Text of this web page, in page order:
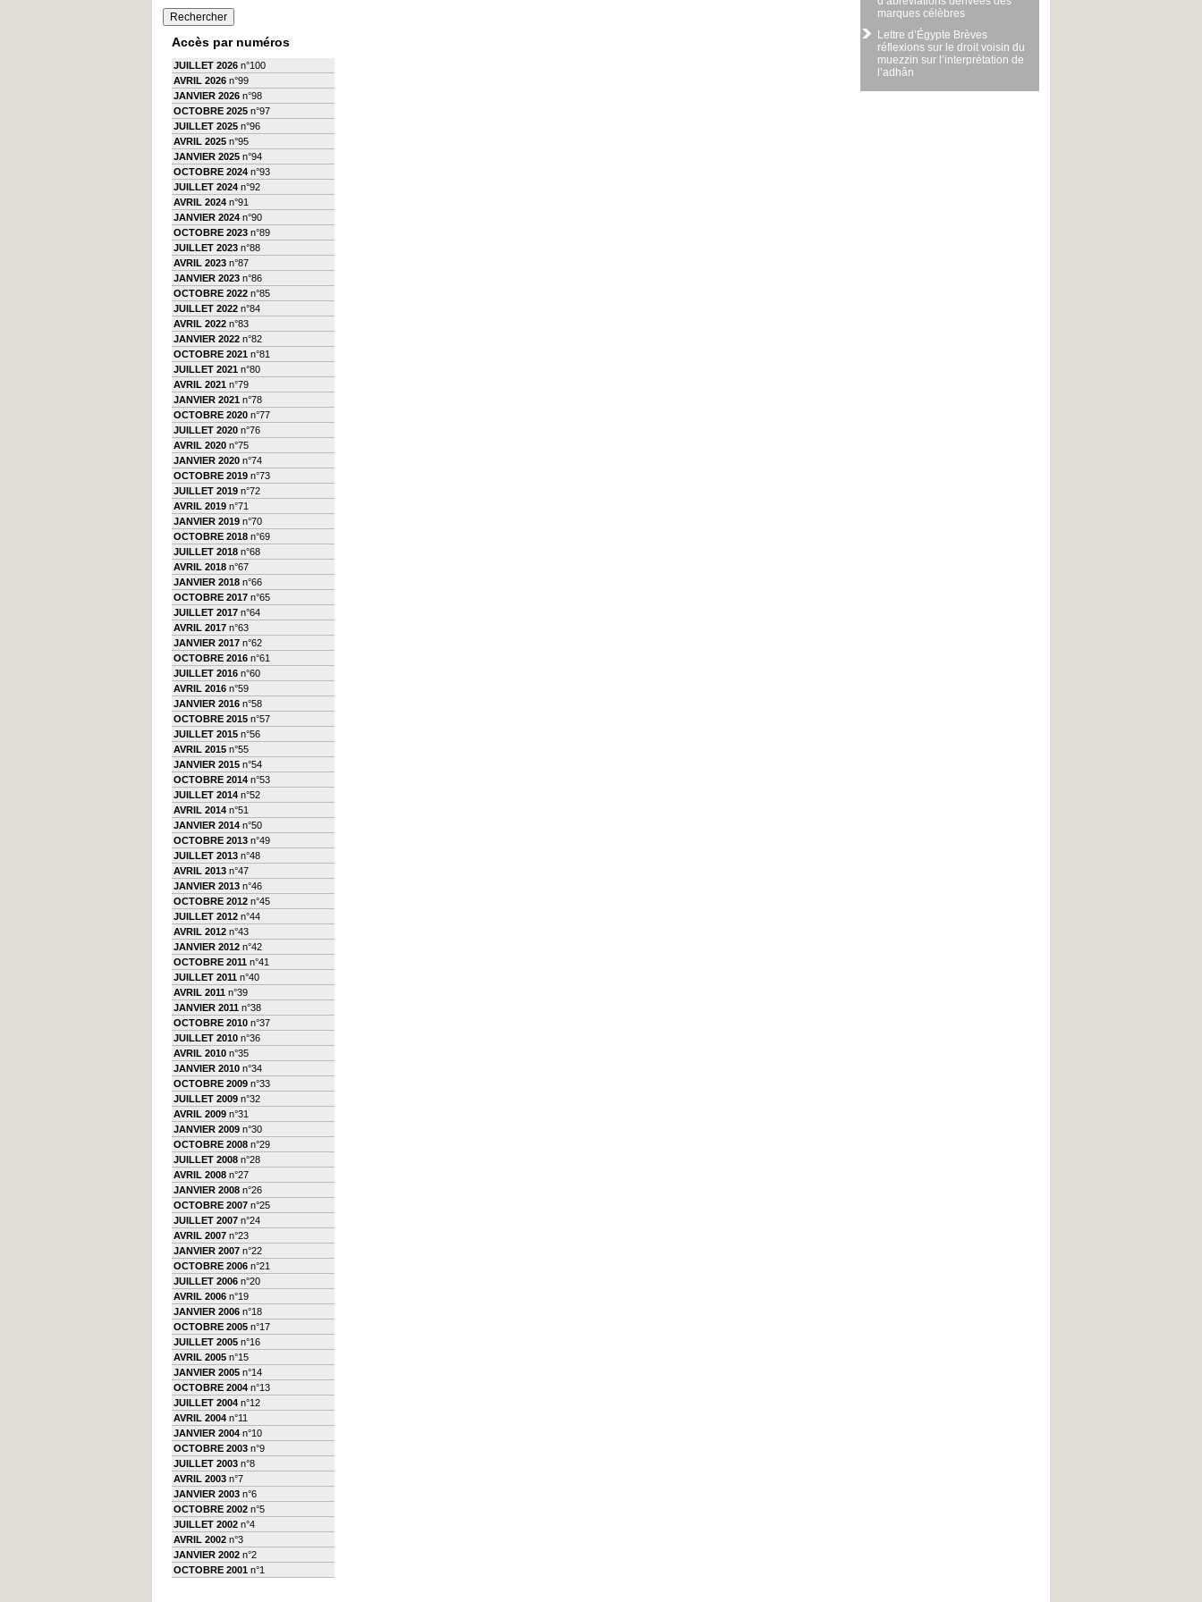
Accès par numéros
JUILLET 2026 n°100
AVRIL 2026 n°99
JANVIER 2026 n°98
OCTOBRE 2025 n°97
JUILLET 2025 n°96
AVRIL 2025 n°95
JANVIER 2025 n°94
OCTOBRE 2024 n°93
JUILLET 2024 n°92
AVRIL 2024 n°91
JANVIER 2024 n°90
OCTOBRE 2023 n°89
JUILLET 2023 n°88
AVRIL 2023 n°87
JANVIER 2023 n°86
OCTOBRE 2022 n°85
JUILLET 2022 n°84
AVRIL 2022 n°83
JANVIER 2022 n°82
OCTOBRE 2021 n°81
JUILLET 2021 n°80
AVRIL 2021 n°79
JANVIER 2021 n°78
OCTOBRE 2020 n°77
JUILLET 2020 n°76
AVRIL 2020 n°75
JANVIER 2020 n°74
OCTOBRE 2019 n°73
JUILLET 2019 n°72
AVRIL 2019 n°71
JANVIER 2019 n°70
OCTOBRE 2018 n°69
JUILLET 2018 n°68
AVRIL 2018 n°67
JANVIER 2018 n°66
OCTOBRE 2017 n°65
JUILLET 2017 n°64
AVRIL 2017 n°63
JANVIER 2017 n°62
OCTOBRE 2016 n°61
JUILLET 2016 n°60
AVRIL 2016 n°59
JANVIER 2016 n°58
OCTOBRE 2015 n°57
JUILLET 2015 n°56
AVRIL 2015 n°55
JANVIER 2015 n°54
OCTOBRE 2014 n°53
JUILLET 2014 n°52
AVRIL 2014 n°51
JANVIER 2014 n°50
OCTOBRE 2013 n°49
JUILLET 2013 n°48
AVRIL 2013 n°47
JANVIER 2013 n°46
OCTOBRE 2012 n°45
JUILLET 2012 n°44
AVRIL 2012 n°43
JANVIER 2012 n°42
OCTOBRE 2011 n°41
JUILLET 2011 n°40
AVRIL 2011 n°39
JANVIER 2011 n°38
OCTOBRE 2010 n°37
JUILLET 2010 n°36
AVRIL 2010 n°35
JANVIER 2010 n°34
OCTOBRE 2009 n°33
JUILLET 2009 n°32
AVRIL 2009 n°31
JANVIER 2009 n°30
OCTOBRE 2008 n°29
JUILLET 2008 n°28
AVRIL 2008 n°27
JANVIER 2008 n°26
OCTOBRE 2007 n°25
JUILLET 2007 n°24
AVRIL 2007 n°23
JANVIER 2007 n°22
OCTOBRE 2006 n°21
JUILLET 2006 n°20
AVRIL 2006 n°19
JANVIER 2006 n°18
OCTOBRE 2005 n°17
JUILLET 2005 n°16
AVRIL 2005 n°15
JANVIER 2005 n°14
OCTOBRE 2004 n°13
JUILLET 2004 n°12
AVRIL 2004 n°11
JANVIER 2004 n°10
OCTOBRE 2003 n°9
JUILLET 2003 n°8
AVRIL 2003 n°7
JANVIER 2003 n°6
OCTOBRE 2002 n°5
JUILLET 2002 n°4
AVRIL 2002 n°3
JANVIER 2002 n°2
OCTOBRE 2001 n°1
marques célèbres
Lettre d’Égypte Brèves
réflexions sur le droit voisin du
muezzin sur l’interprétation de
l’adhân